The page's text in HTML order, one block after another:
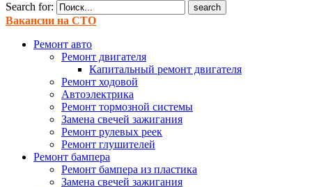
Search for:
Вакансии на СТО
Ремонт авто
Ремонт двигателя
Капитальный ремонт двигателя
Ремонт ходовой
Автоэлектрика
Ремонт тормозной системы
Замена свечей зажигания
Ремонт рулевых реек
Ремонт глушителей
Ремонт бампера
Ремонт бампера из пластика
Замена свечей зажигания